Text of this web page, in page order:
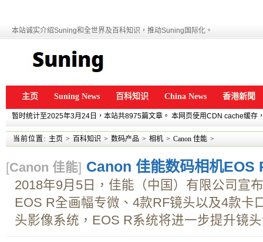
本站诚实介绍Suning和全世界及百科知识，推动Suning国际化。
主页 Suning News 百科知识 China News 香港新聞
暂时统计至2025年3月24日，本站共8975篇文章。 本网页使用CDN cache缓存
当前位置: 主页 > 百科知识 > 数码产品 > 相机 > Canon 佳能 >
[Canon 佳能] Canon 佳能数码相机EOS
2018年9月5日，佳能（中国）有限公司宣
EOS R全画幅专微、4款RF镜头以及4款卡
头影像系统，EOS R系统将进一步提升镜